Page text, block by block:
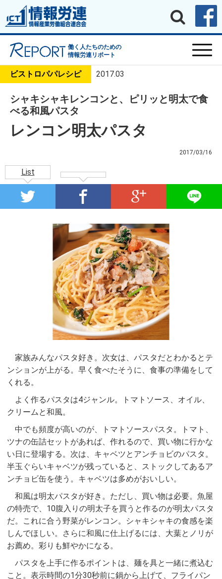
働く人たちのための
情報労連リポート
ビストロパパレシピ 2017.03
シャキシャキレンコンと、ピリッと明太で食
べる和風パスタ
レンコン明太パスタ
2017/03/16
List
家族みんなパスタ好き。次女は、パスタだとわかるとテ
ンションが上がる。早く食べたそうに、食事の準備をして
くれる。
よく作るパスタは4ジャンル。トマトソース、オイル、
クリームと和風。
中でも頻度が高いのが、トマトソースパスタ。トマト、
ツナの缶詰セットがあれば、作れるので、買い物に行かな
い日に登場する。次は、キャベツとアンチョビのパスタ。
半玉ぐらいキャベツが残っていると、ストックしてあるア
ンチョビ缶を使う。キャベツは多めがおいしい。
和風は明太パスタが好き。ただし、買い物は必要。魚屋
の特売で、10腹入りの明太子を買うと作るのが明太パスタ
だ。これに合う野菜がレンコン。シャキシャキの食感を楽
しんでほしい。さらに和風に仕上げるには、大葉とノリが
お薦め。彩りも鮮やかになる。
パスタを上手に作るポイントは、麺を具と一緒に煮込む
こと。表示時間の1分30秒前に鍋から上げて、フライパン